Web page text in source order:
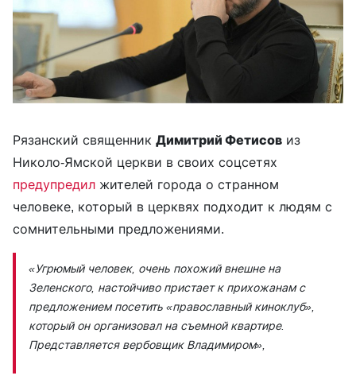
Рязанский священник Димитрий Фетисов из
Николо-Ямской церкви в своих соцсетях
предупредил жителей города о странном
человеке, который в церквях подходит к людям с
сомнительными предложениями.
«Угрюмый человек, очень похожий внешне на
Зеленского, настойчиво пристает к прихожанам с
предложением посетить «православный киноклуб»,
который он организовал на съемной квартире.
Представляется вербовщик Владимиром»,